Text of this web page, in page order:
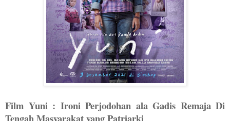
Film Yuni : Ironi Perjodohan ala Gadis Remaja Di
Tengah Masyarakat yang Patriarki